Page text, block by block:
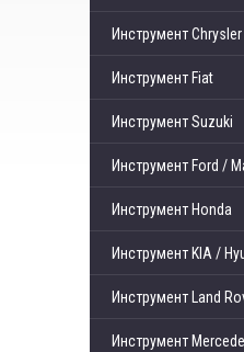
Инструмент Chrysler
Инструмент Fiat
Инструмент Suzuki
Инструмент Ford /
Инструмент Honda
Инструмент KIA /
Инструмент Land
Инструмент